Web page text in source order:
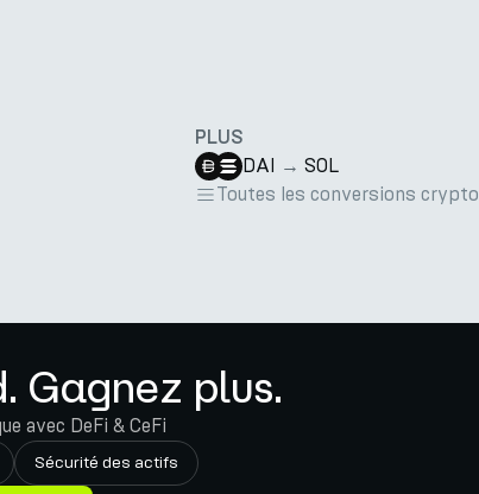
PLUS
DAI → SOL
Toutes les conversions crypto
Gagnez plus.
avec DeFi & CeFi
Sécurité des actifs